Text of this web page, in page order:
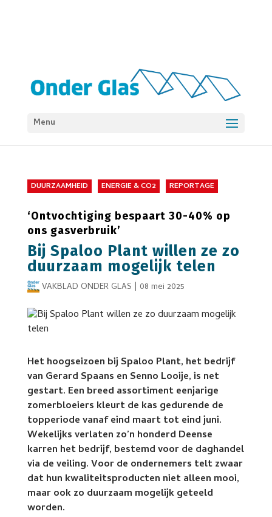
Menu
DUURZAAMHEID ENERGIE & CO2 REPORTAGE
‘Ontvochtiging bespaart 30-40% op
ons gasverbruik’
Bij Spaloo Plant willen ze zo
duurzaam mogelijk telen
VAKBLAD ONDER GLAS | 08 mei 2025
Het hoogseizoen bij Spaloo Plant, het bedrijf
van Gerard Spaans en Senno Looije, is net
gestart. Een breed assortiment eenjarige
zomerbloeiers kleurt de kas gedurende de
topperiode vanaf eind maart tot eind juni.
Wekelijks verlaten zo’n honderd Deense
karren het bedrijf, bestemd voor de daghandel
via de veiling. Voor de ondernemers telt zwaar
dat hun kwaliteitsproducten niet alleen mooi,
maar ook zo duurzaam mogelijk geteeld
worden.